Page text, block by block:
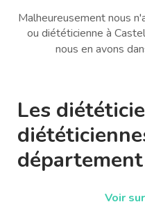
Malheureusement nous
ou diététicienne à
nous en avons
Les
département
Voir